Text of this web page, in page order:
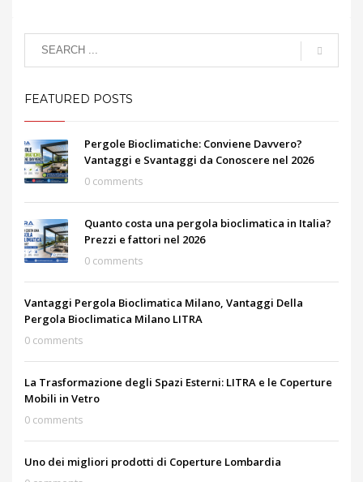
FEATURED POSTS
Pergole Bioclimatiche: Conviene Davvero?
Vantaggi e Svantaggi da Conoscere nel 2026
0 comments
Quanto costa una pergola bioclimatica in Italia?
Prezzi e fattori nel 2026
0 comments
Vantaggi Pergola Bioclimatica Milano, Vantaggi Della
Pergola Bioclimatica Milano LITRA
0 comments
La Trasformazione degli Spazi Esterni: LITRA e le Coperture
Mobili in Vetro
0 comments
Uno dei migliori prodotti di Coperture Lombardia